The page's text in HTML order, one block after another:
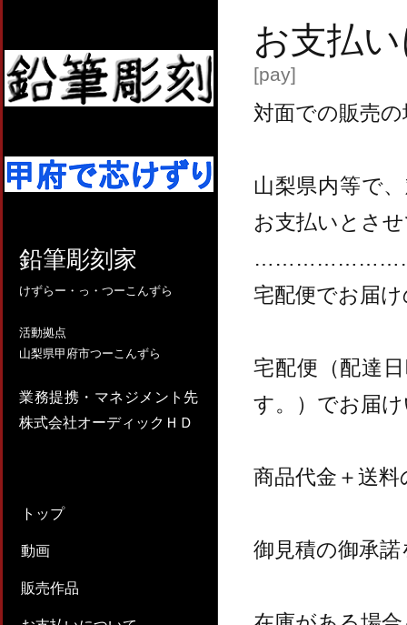
鉛筆彫刻家
けずらー・っ・つーこんずら
活動拠点
山梨県甲府市つーこんずら
業務提携・マネジメント先
株式会社オーディックＨＤ
トップ
動画
販売作品
お支払
[pay]
対面での販売の
山梨県内等で
お支払いとさ
宅配便でお届
宅配便（配達
す。）でお届
商品代金＋送
御見積の御承